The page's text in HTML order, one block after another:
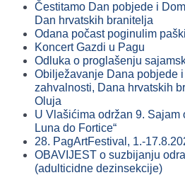
Čestitamo Dan pobjede i
Dan hrvatskih branitelja
Odana počast poginulim
Koncert Gazdi u Pagu
Odluka o proglašenju
Obilježavanje Dana pobjede
zahvalnosti, Dana hrvatskih
Oluja
U Vlašićima održan 9. Sajam
Luna do Fortice“
28. PagArtFestival, 1.-
OBAVIJEST o suzbijanju
(adulticidne dezinsekcije)